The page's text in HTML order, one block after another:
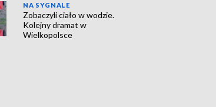
NA SYGNALE
Zobaczyli ciało w wodzie.
Kolejny dramat w
Wielkopolsce